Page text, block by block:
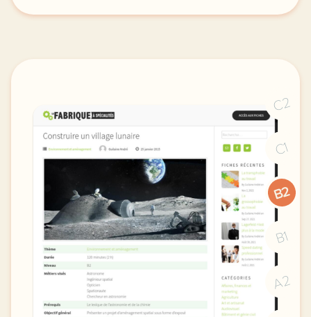
C2
C1
B2
B1
A2